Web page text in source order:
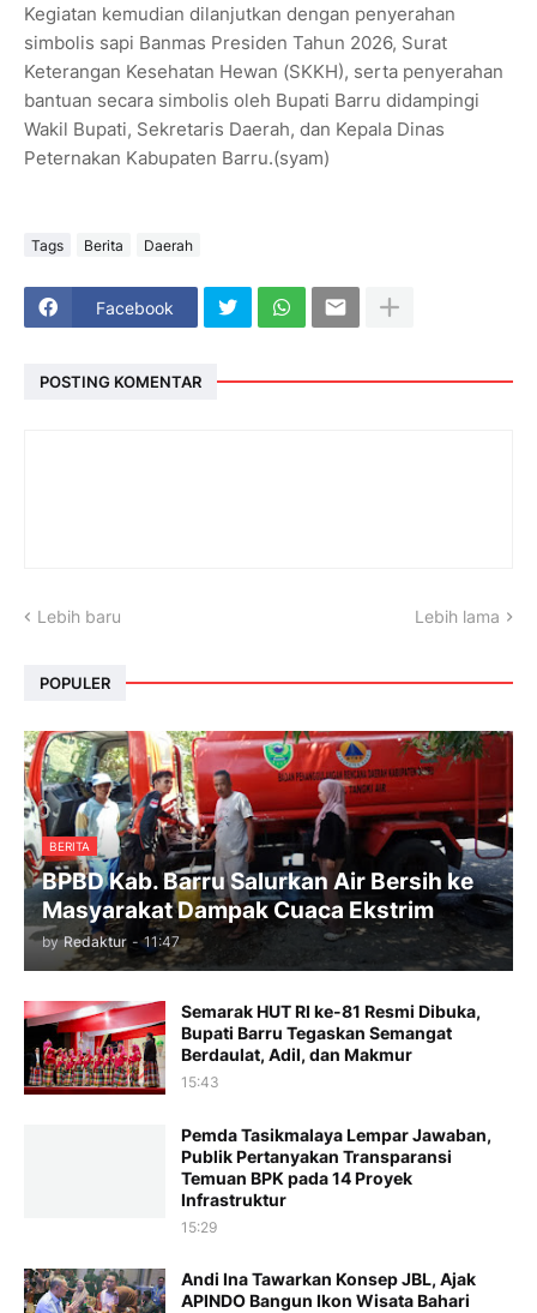
Kegiatan kemudian dilanjutkan dengan penyerahan
simbolis sapi Banmas Presiden Tahun 2026, Surat
Keterangan Kesehatan Hewan (SKKH), serta penyerahan
bantuan secara simbolis oleh Bupati Barru didampingi
Wakil Bupati, Sekretaris Daerah, dan Kepala Dinas
Peternakan Kabupaten Barru.(syam)
Tags Berita Daerah
Facebook
POSTING KOMENTAR
Lebih baru Lebih lama
POPULER
BERITA
BPBD Kab. Barru Salurkan Air Bersih ke
Masyarakat Dampak Cuaca Ekstrim
by Redaktur - 11:47
Semarak HUT RI ke-81 Resmi Dibuka,
Bupati Barru Tegaskan Semangat
Berdaulat, Adil, dan Makmur
15:43
Pemda Tasikmalaya Lempar Jawaban,
Publik Pertanyakan Transparansi
Temuan BPK pada 14 Proyek
Infrastruktur
15:29
Andi Ina Tawarkan Konsep JBL, Ajak
APINDO Bangun Ikon Wisata Bahari